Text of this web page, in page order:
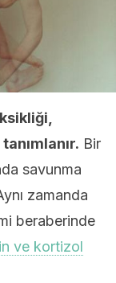
Bir
savunma
zamanda
beraberinde
ve kortizol